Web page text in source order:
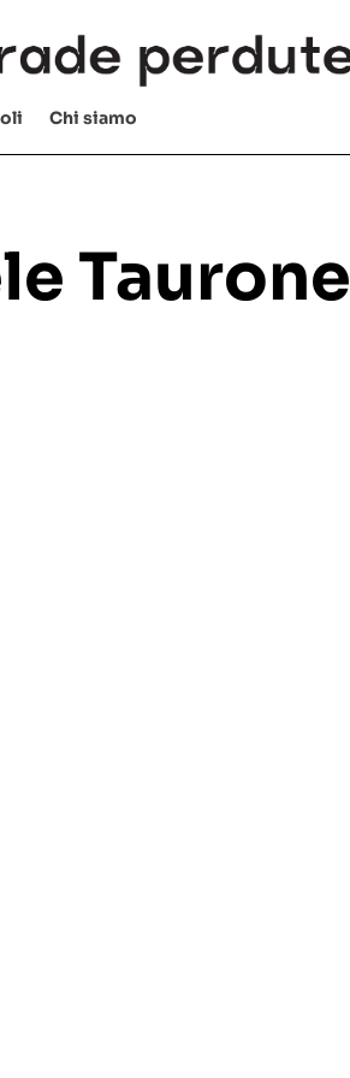
Chi siamo
Taurone